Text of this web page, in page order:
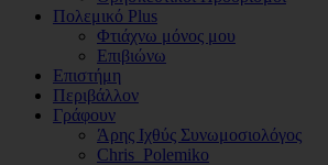
Πολεμικό Plus
Φτιάχνω μόνος μου
Επιβιώνω
Επιστήμη
Περιβάλλον
Γράφουν
Άρης Ιχθύς Συνωμοσιολόγος
Chris_Polemiko